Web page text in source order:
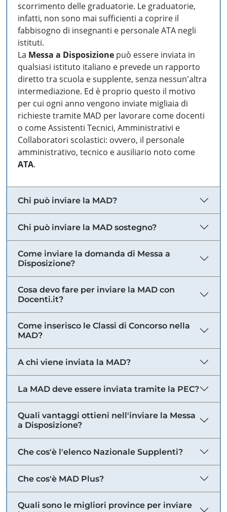
scorrimento delle graduatorie. Le graduatorie,
infatti, non sono mai sufficienti a coprire il
fabbisogno di insegnanti e personale ATA negli
istituti.
La Messa a Disposizione può essere inviata in
qualsiasi istituto italiano e prevede un rapporto
diretto tra scuola e supplente, senza nessun'altra
intermediazione. Ed è proprio questo il motivo
per cui ogni anno vengono inviate migliaia di
richieste tramite MAD per lavorare come docenti
o come Assistenti Tecnici, Amministrativi e
Collaboratori scolastici: ovvero, il personale
amministrativo, tecnico e ausiliario noto come
ATA.
Chi può inviare la MAD?
Chi può inviare la MAD sostegno?
Come inviare la domanda di Messa a
Disposizione?
Cosa devo fare per inviare la MAD con
Docenti.it?
Come inserisco le Classi di Concorso nella
MAD?
A chi viene inviata la MAD?
La MAD deve essere inviata tramite la PEC?
Quali vantaggi ottieni nell'inviare la Messa
a Disposizione?
Che cos'è l'elenco Nazionale Supplenti?
Che cos'è MAD Plus?
Quali sono le migliori province per inviare